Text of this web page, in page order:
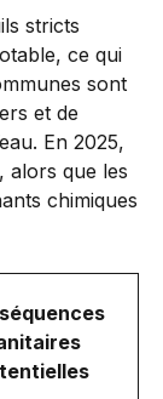
stricts
ce qui
sont
et de
En 2025,
alors que les
chimiques